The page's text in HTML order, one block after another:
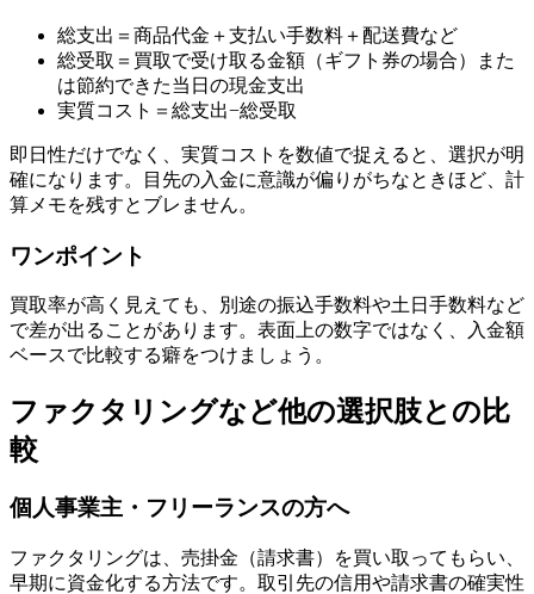
総支出＝商品代金＋支払い手数料＋配送費など
総受取＝買取で受け取る金額（ギフト券の場合）また
は節約できた当日の現金支出
実質コスト＝総支出−総受取
即日性だけでなく、実質コストを数値で捉えると、選択が明
確になります。目先の入金に意識が偏りがちなときほど、計
算メモを残すとブレません。
ワンポイント
買取率が高く見えても、別途の振込手数料や土日手数料など
で差が出ることがあります。表面上の数字ではなく、入金額
ベースで比較する癖をつけましょう。
ファクタリングなど他の選択肢との比
較
個人事業主・フリーランスの方へ
ファクタリングは、売掛金（請求書）を買い取ってもらい、
早期に資金化する方法です。取引先の信用や請求書の確実性